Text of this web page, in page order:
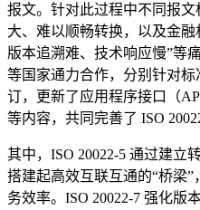
报文。针对此过程中不同报
大、难以顺畅转换，以及金融
版本追溯难、技术响应慢”等
等国家通力合作，分别针对
订，更新了应用程序接口（
等内容，共同完善了 ISO
其中，ISO 20022-5 通过建立
搭建起高效互联互通的“桥梁
务效率。ISO 20022-7 强化版